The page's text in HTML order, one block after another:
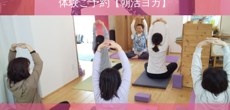
体験ご予約【朝活ヨガ】